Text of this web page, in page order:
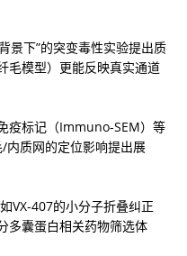
景下”的突变毒性实验提出质
毛模型）更能反映真实通道
疫标记（Immuno-SEM）等
内质网的定位影响提出展
VX-407的小分子折叠纠正
多囊蛋白相关药物筛选体